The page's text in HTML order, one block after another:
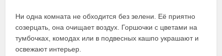
Ни одна комната не обходится без зелени. Её приятно
созерцать, она очищает воздух. Горшочки с цветами на
тумбочках, комодах или в подвесных кашпо украшают и
освежают интерьер.